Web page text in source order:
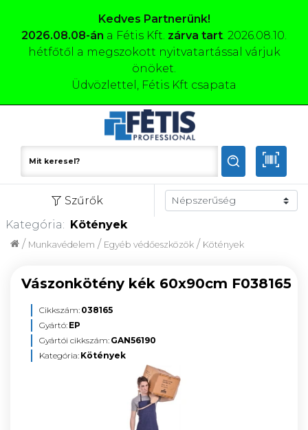
Kedves Partnerünk!
2026.08.08-án a Fétis Kft. zárva tart. 2026.08.10.
hétfőtől a megszokott nyitvatartással várjuk
önöket.
Üdvözlettel, Fétis Kft csapata
Szűrők
Kategória: Kötények
Kötények
/
Egyéb védőeszközök
/
Munkavédelem
/
Vászonkötény kék 60x90cm F038165
Cikkszám: 038165
Gyártó: EP
Gyártói cikkszám: GAN56190
Kategória: Kötények